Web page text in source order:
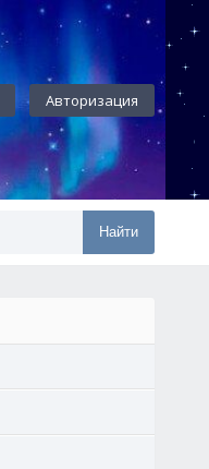
Авторизация
Найти